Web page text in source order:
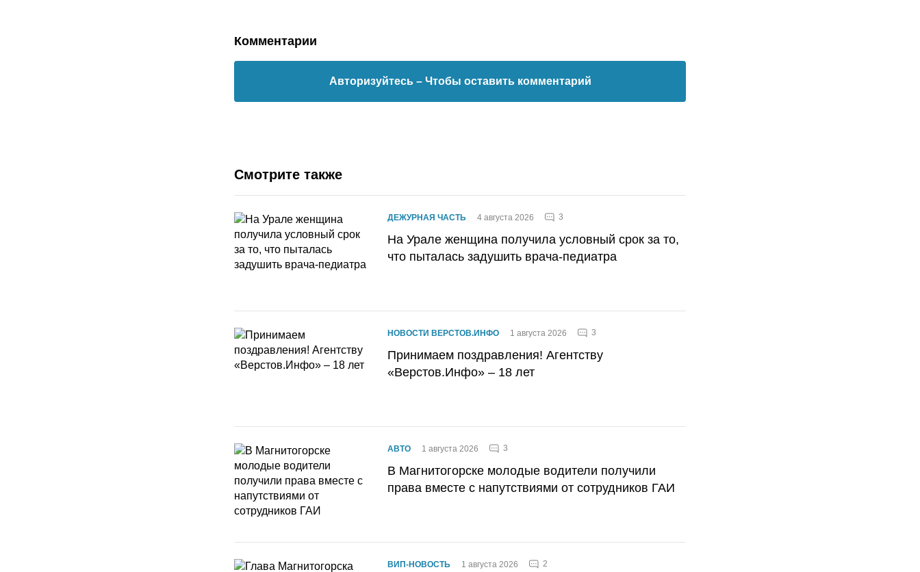
Комментарии
Авторизуйтесь – Чтобы оставить комментарий
Смотрите также
ДЕЖУРНАЯ ЧАСТЬ 4 августа 2026 3
На Урале женщина получила условный срок за то,
что пыталась задушить врача-педиатра
НОВОСТИ ВЕРСТОВ.ИНФО 1 августа 2026 3
Принимаем поздравления! Агентству
«Верстов.Инфо» – 18 лет
АВТО 1 августа 2026 3
В Магнитогорске молодые водители получили
права вместе с напутствиями от сотрудников ГАИ
ВИП-НОВОСТЬ 1 августа 2026 2